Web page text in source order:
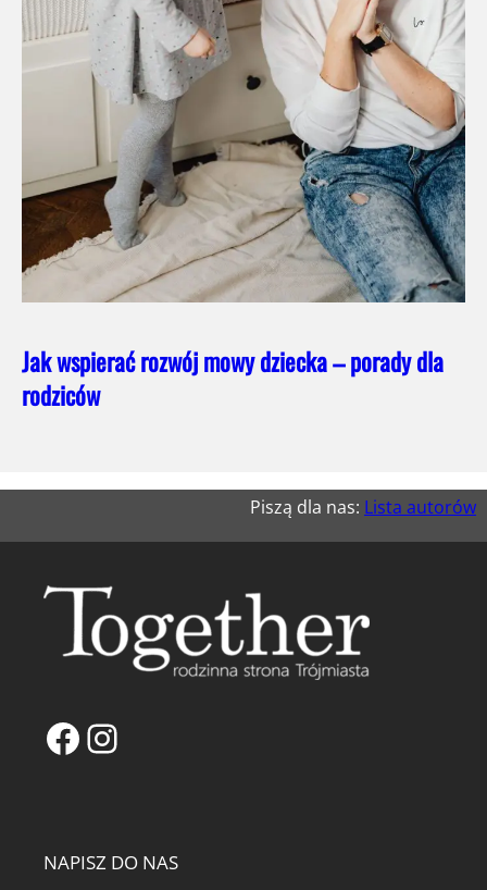
Jak wspierać rozwój mowy dziecka – porady dla
rodziców
Piszą dla nas: Lista autorów
Facebook
Instagram
NAPISZ DO NAS